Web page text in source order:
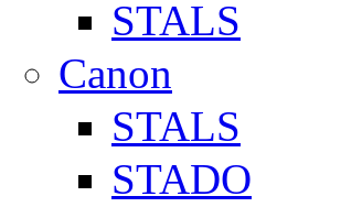
STALS
Canon
STALS
STADO